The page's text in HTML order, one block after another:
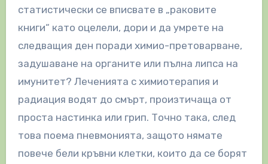
статистически се вписвате в „раковите
книги“ като оцелели, дори и да умрете на
следващия ден поради химио-претоварване,
задушаване на органите или пълна липса на
имунитет? Леченията с химиотерапия и
радиация водят до смърт, произтичаща от
проста настинка или грип. Точно така, след
това поема пневмонията, защото нямате
повече бели кръвни клетки, които да се борят